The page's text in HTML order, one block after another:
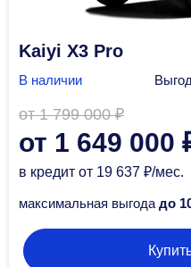
Kaiyi X3 Pro
В наличии
от 1 799 000 ₽
от 1 649 000
в кредит от 19 637 ₽/мec.
максимальная выгода до